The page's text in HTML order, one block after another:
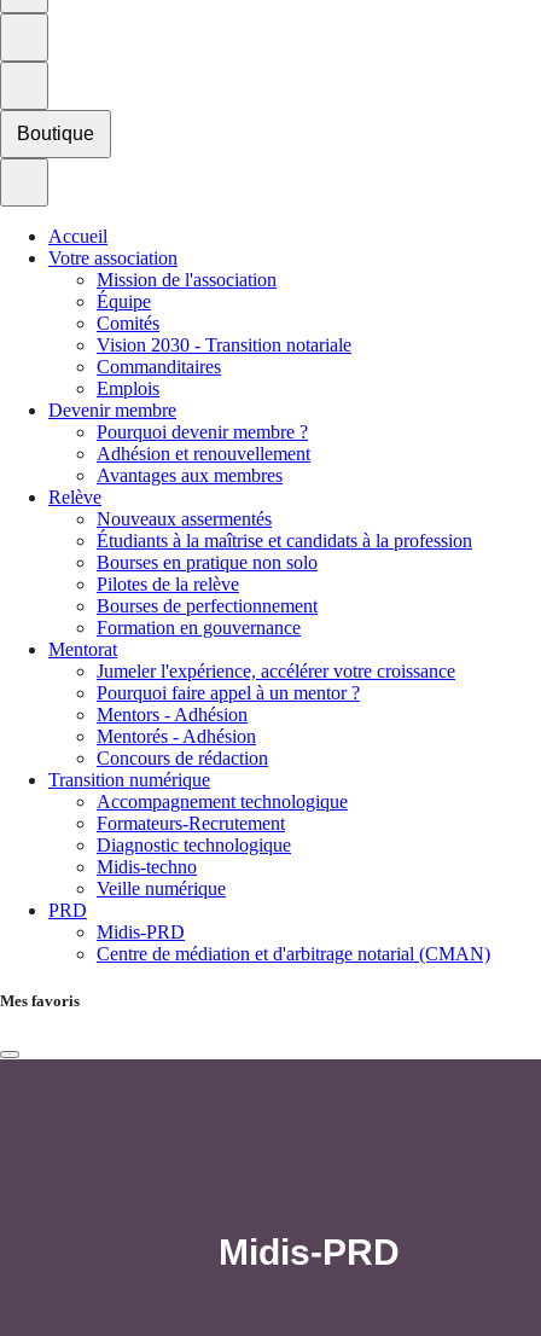
Boutique
Accueil
Votre association
Mission de l'association
Équipe
Comités
Vision 2030 - Transition notariale
Commanditaires
Emplois
Devenir membre
Pourquoi devenir membre ?
Adhésion et renouvellement
Avantages aux membres
Relève
Nouveaux assermentés
Étudiants à la maîtrise et candidats à la profession
Bourses en pratique non solo
Pilotes de la relève
Bourses de perfectionnement
Formation en gouvernance
Mentorat
Jumeler l'expérience, accélérer votre croissance
Pourquoi faire appel à un mentor ?
Mentors - Adhésion
Mentorés - Adhésion
Concours de rédaction
Transition numérique
Accompagnement technologique
Formateurs-Recrutement
Diagnostic technologique
Midis-techno
Veille numérique
PRD
Midis-PRD
Centre de médiation et d'arbitrage notarial (CMAN)
Mes favoris
Midis-PRD